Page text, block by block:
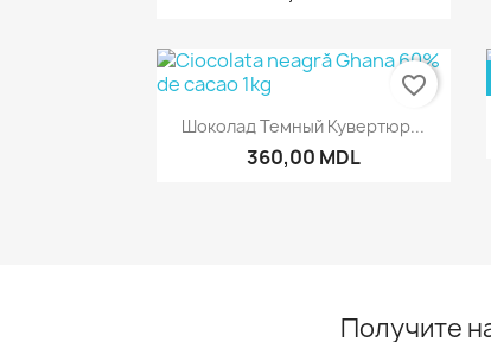
Быстрый просмотр
Шоколад Темный Кувертюр...
360,00 MDL
favorite_border
Получите